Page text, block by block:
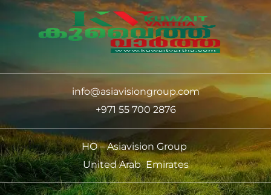
info@asiavisiongroup.com
+971 55 700 2876
HO – Asiavision Group
United Arab Emirates